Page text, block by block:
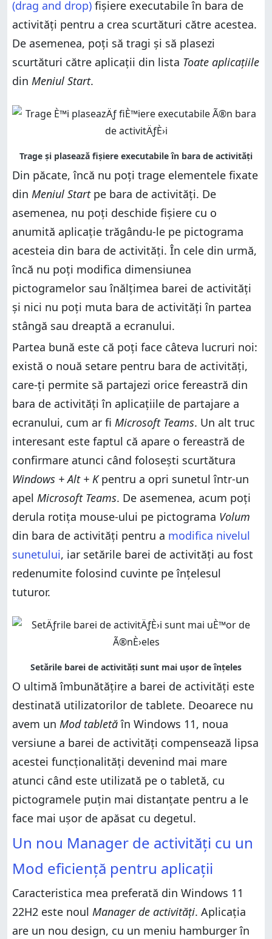
(drag and drop) fișiere executabile în bara de
activități pentru a crea scurtături către acestea.
De asemenea, poți să tragi și să plasezi
scurtături către aplicații din lista Toate aplicațiile
din Meniul Start.
Din păcate, încă nu poți trage elementele fixate
din Meniul Startpe bara de activități. De
asemenea, nu poți deschide fișiere cu o
anumită aplicație trăgându-le pe pictograma
acesteia din bara de activități. În cele din urmă,
încă nu poți modifica dimensiunea
pictogramelor sau înălțimea barei de activități
și nici nu poți muta bara de activități în partea
stângă sau dreaptă a ecranului.
Partea bună este că poți face câteva lucruri noi:
există o nouă setare pentru bara de activități,
care-ți permite să partajezi orice fereastră din
bara de activități în aplicațiile de partajare a
ecranului, cum ar fi Microsoft Teams. Un alt truc
interesant este faptul că apare o fereastră de
confirmare atunci când folosești scurtătura
Windows + Alt + Kpentru a opri sunetul într-un
apel Microsoft Teams. De asemenea, acum poți
derula rotița mouse-ului pe pictograma Volum
din bara de activități pentru a modifica nivelul
sunetului, iar setările barei de activități au fost
redenumite folosind cuvinte pe înțelesul
tuturor.
O ultimă îmbunătățire a barei de activități este
destinată utilizatorilor de tablete. Deoarece nu
avem un Mod tabletăîn Windows 11, noua
versiune a barei de activități compensează lipsa
acestei funcționalități devenind mai mare
atunci când este utilizată pe o tabletă, cu
pictogramele puțin mai distanțate pentru a le
face mai ușor de apăsat cu degetul.
Un nou Manager de activități cu un
Mod eficiență pentru aplicații
Caracteristica mea preferată din Windows 11
22H2 este noul Manager de activități. Aplicația
are un nou design, cu un meniu hamburger în